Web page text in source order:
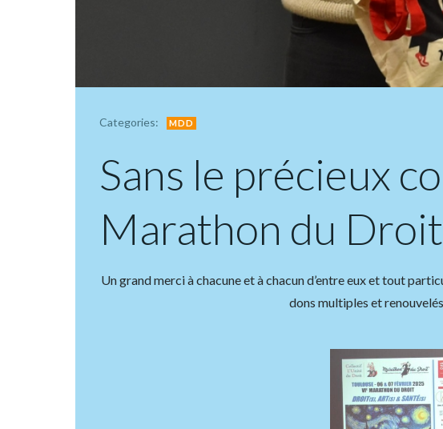
Categories: MDD
Sans le précieux
Marathon du Droit
Un grand merci à chacune et à chacun d’entre eux et tout
dons multiples et